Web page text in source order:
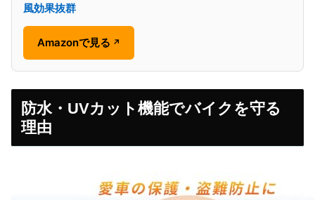
風効果抜群
Amazonで見る ↗
防水・UVカット機能でバイクを守る
理由